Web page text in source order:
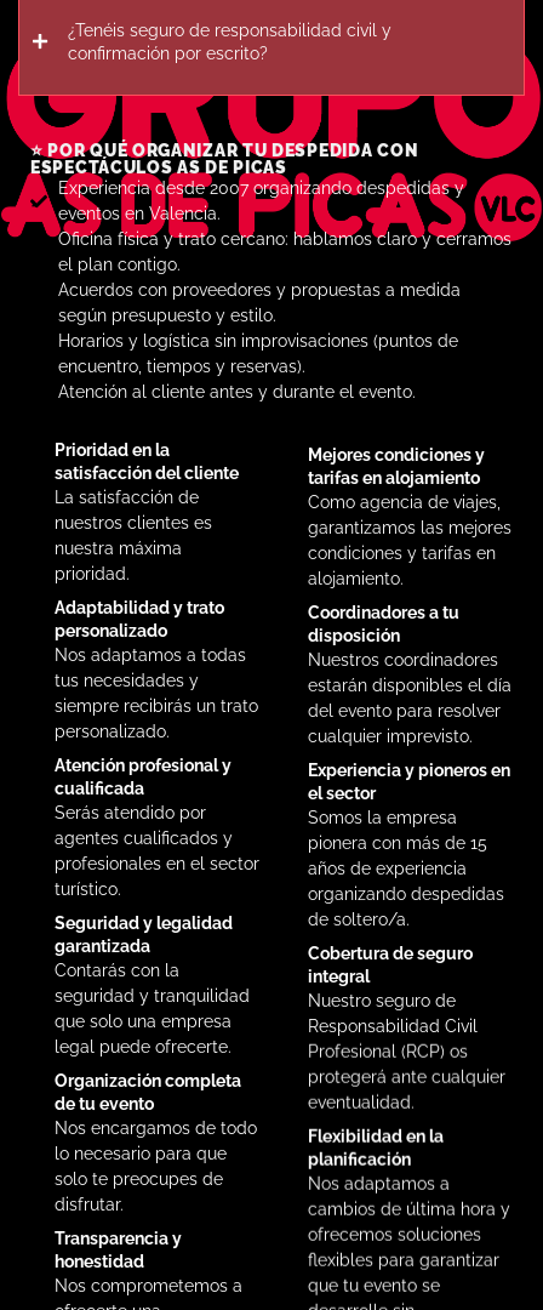
¿Tenéis seguro de responsabilidad civil y
confirmación por escrito?
⭐ POR QUÉ ORGANIZAR TU DESPEDIDA CON
ESPECTÁCULOS AS DE PICAS
Experiencia desde 2007 organizando despedidas y
eventos en Valencia.
Oficina física y trato cercano: hablamos claro y cerramos
el plan contigo.
Acuerdos con proveedores y propuestas a medida
según presupuesto y estilo.
Horarios y logística sin improvisaciones (puntos de
encuentro, tiempos y reservas).
Atención al cliente antes y durante el evento.
Prioridad en la
satisfacción del cliente
La satisfacción de
nuestros clientes es
nuestra máxima
prioridad.
Adaptabilidad y trato
personalizado
Nos adaptamos a todas
tus necesidades y
siempre recibirás un trato
personalizado.
Atención profesional y
cualificada
Serás atendido por
agentes cualificados y
profesionales en el sector
turístico.
Seguridad y legalidad
garantizada
Contarás con la
seguridad y tranquilidad
que solo una empresa
legal puede ofrecerte.
Organización completa
de tu evento
Nos encargamos de todo
lo necesario para que
solo te preocupes de
disfrutar.
Transparencia y
honestidad
Nos comprometemos a
Mejores condiciones y
tarifas en alojamiento
Como agencia de viajes,
garantizamos las mejores
condiciones y tarifas en
alojamiento.
Coordinadores a tu
disposición
Nuestros coordinadores
estarán disponibles el día
del evento para resolver
cualquier imprevisto.
Experiencia y pioneros en
el sector
Somos la empresa
pionera con más de 15
años de experiencia
organizando despedidas
de soltero/a.
Cobertura de seguro
integral
Nuestro seguro de
Responsabilidad Civil
Profesional (RCP) os
protegerá ante cualquier
eventualidad.
Flexibilidad en la
planificación
Nos adaptamos a
cambios de última hora y
ofrecemos soluciones
flexibles para garantizar
que tu evento se